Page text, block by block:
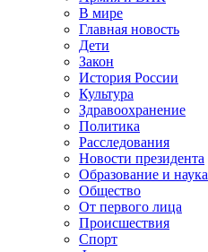
В мире
Главная новость
Дети
Закон
История России
Культура
Здравоохранение
Политика
Расследования
Новости президента
Образование и наука
Общество
От первого лица
Происшествия
Спорт